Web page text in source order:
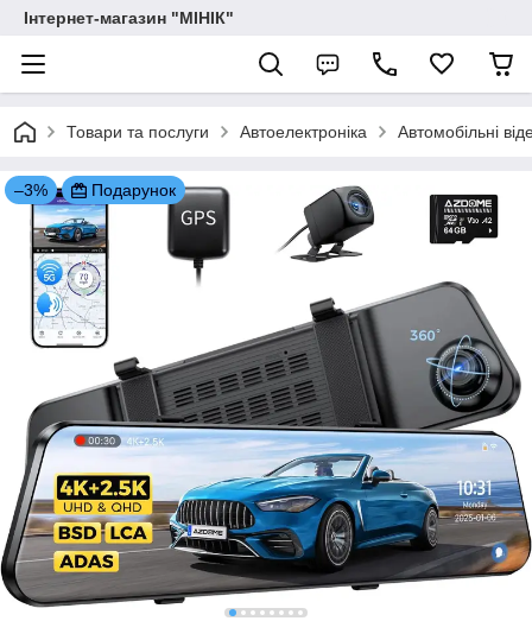
Інтернет-магазин "МІНІК"
Товари та послуги Автоелектроніка Автомобільні
–3% Подарунок